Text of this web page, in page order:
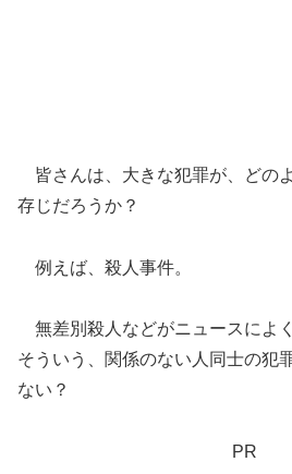
皆さんは、大きな犯罪が、どの
存じだろうか？
例えば、殺人事件。
無差別殺人などがニュースによ
そういう、関係のない人同士の犯
ない？
PR